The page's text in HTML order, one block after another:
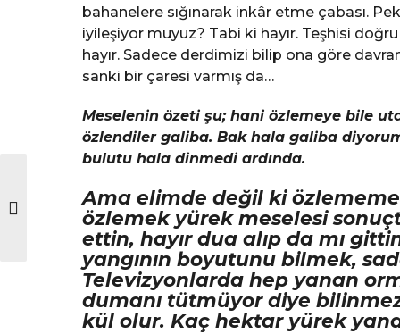
bahanelere sığınarak inkâr etme çabası.
iyileşiyor muyuz? Tabi ki hayır. Teşhisi
hayır. Sadece derdimizi bilip ona göre
sanki bir çaresi varmış da…
Meselenin özeti şu; hani özlemeye bile
özlendiler galiba. Bak hala galiba
bulutu hala dinmedi ardında.
Ama elimde değil ki
özlemek yürek meselesi
ettin, hayır dua alıp da mı
yangının boyutunu bilmek,
Televizyonlarda hep yanan
dumanı tütmüyor diye
kül olur. Kaç hektar yürek